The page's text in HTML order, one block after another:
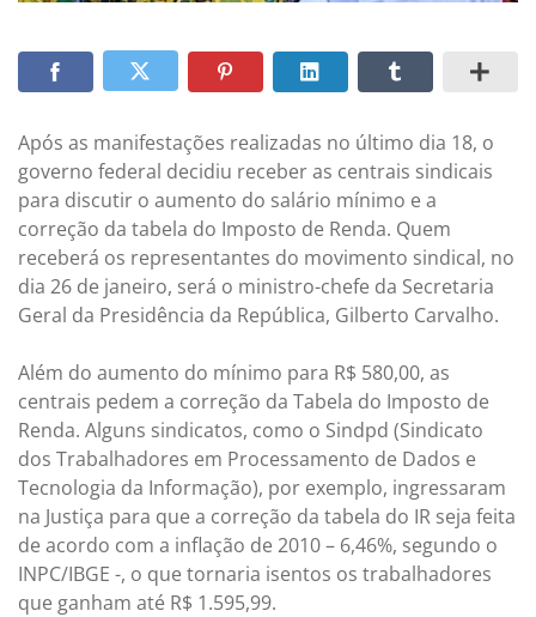
Após as manifestações realizadas no último dia 18, o
governo federal decidiu receber as centrais sindicais
para discutir o aumento do salário mínimo e a
correção da tabela do Imposto de Renda. Quem
receberá os representantes do movimento sindical, no
dia 26 de janeiro, será o ministro-chefe da Secretaria
Geral da Presidência da República, Gilberto Carvalho.
Além do aumento do mínimo para R$ 580,00, as
centrais pedem a correção da Tabela do Imposto de
Renda. Alguns sindicatos, como o Sindpd (Sindicato
dos Trabalhadores em Processamento de Dados e
Tecnologia da Informação), por exemplo, ingressaram
na Justiça para que a correção da tabela do IR seja feita
de acordo com a inflação de 2010 – 6,46%, segundo o
INPC/IBGE -, o que tornaria isentos os trabalhadores
que ganham até R$ 1.595,99.